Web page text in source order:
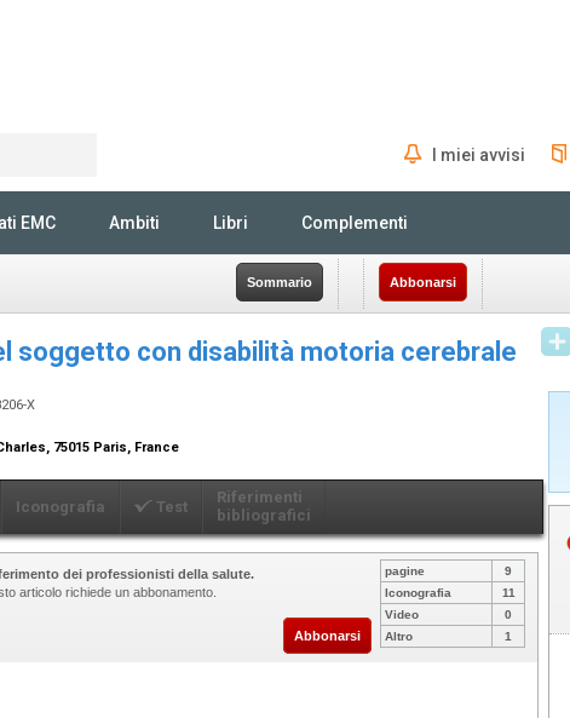
I miei avvisi
EMC Ambiti Libri Complementi
Sommario Abbonarsi
soggetto con disabilità motoria cerebrale
X
75015 Paris, France
Iconografia Test
Riferimenti
bibliografici
dei professionisti della salute.
articolo richiede un abbonamento.
Abbonarsi
pagine
9
Iconografia
11
Video
0
Altro
1